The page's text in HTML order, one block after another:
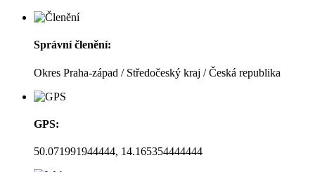
Správní členění:
Okres Praha-západ / Středočeský kraj / Česká republika
GPS:
50.071991944444, 14.165354444444